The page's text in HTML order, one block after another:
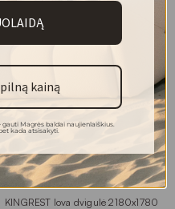
+6
Yra sandėlyje
KINGREST lova dvigulė 2180x1780
kainą
Magrės baldai naujienlaiškius.
kada atsisakyti.